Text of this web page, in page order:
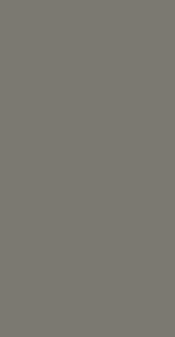
ses som ett
ensure the
adoption
adopters,